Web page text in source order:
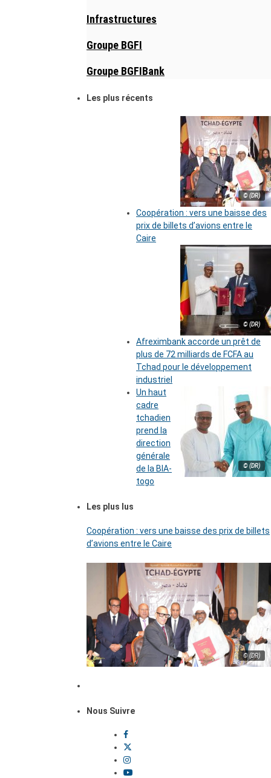
Infrastructures
Groupe BGFI
Groupe BGFIBank
Les plus récents
© (DR)
Coopération : vers une baisse des
prix de billets d’avions entre le
Caire
© (DR)
Afreximbank accorde un prêt de
plus de 72 milliards de FCFA au
Tchad pour le développement
industriel
© (DR)
Un haut
cadre
tchadien
prend la
direction
générale
de la BIA-
togo
Les plus lus
Coopération : vers une baisse des prix de billets
d’avions entre le Caire
© (DR)
Nous Suivre